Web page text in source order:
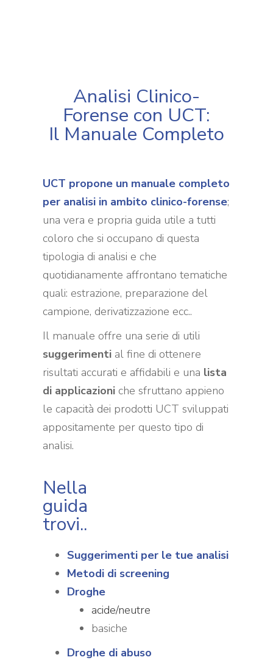
Analisi Clinico-
Forense con UCT:
Il Manuale Completo
UCT propone un manuale completo
per analisi in ambito clinico-forense;
una vera e propria guida utile a tutti
coloro che si occupano di questa
tipologia di analisi e che
quotidianamente affrontano tematiche
quali: estrazione, preparazione del
campione, derivatizzazione ecc..
Il manuale offre una serie di utili
suggerimenti al fine di ottenere
risultati accurati e affidabili e una lista
di applicazioni che sfruttano appieno
le capacità dei prodotti UCT sviluppati
appositamente per questo tipo di
analisi.
Nella
guida
trovi..
Suggerimenti per le tue analisi
Metodi di screening
Droghe
acide/neutre
basiche
Droghe di abuso